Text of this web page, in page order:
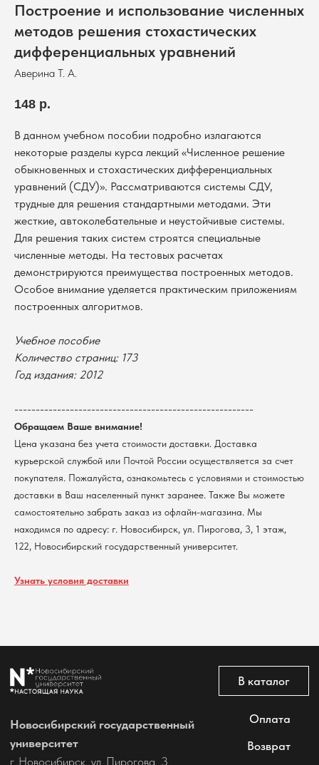
Построение и использование численных
методов решения стохастических
дифференциальных уравнений
Аверина Т. А.
148 р.
В данном учебном пособии подробно излагаются
некоторые разделы курса лекций «Численное решение
обыкновенных и стохастических дифференциальных
уравнений (СДУ)». Рассматриваются системы СДУ,
трудные для решения стандартными методами. Эти
жесткие, автоколебательные и неустойчивые системы.
Для решения таких систем строятся специальные
численные методы. На тестовых расчетах
демонстрируются преимущества построенных методов.
Особое внимание уделяется практическим приложениям
построенных алгоритмов.
Учебное пособие
Количество страниц: 173
Год издания: 2012
--------------------------------------------------------
Обращаем Ваше внимание!
Цена указана без учета стоимости доставки. Доставка
курьерской службой или Почтой России осуществляется за счет
покупателя. Пожалуйста, ознакомьтесь с условиями и стоимостью
доставки в Ваш населенный пункт заранее. Также Вы можете
самостоятельно забрать заказ из офлайн-магазина. Мы
находимся по адресу: г. Новосибирск, ул. Пирогова, 3, 1 этаж,
122, Новосибирский государственный университет.
Узнать условия доставки
Контакты
@2026 Новосибирский государственный университет.
Все права защищены
Политика обработки персональных данных
Согласие на обработку персональных данных
Новосибирский государственный
ИНН 5408106490
КПП 540801001